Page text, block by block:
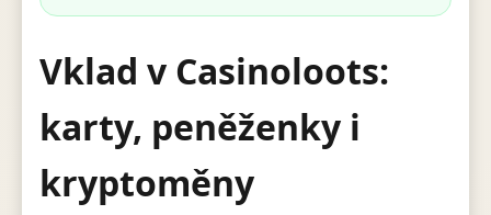
Vklad v Casinoloots:
karty, peněženky i
kryptoměny